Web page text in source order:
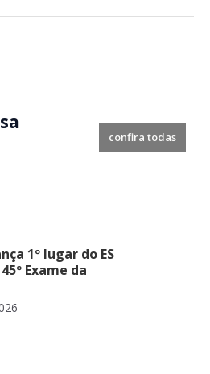
confira todas
1º lugar do ES
Exame da